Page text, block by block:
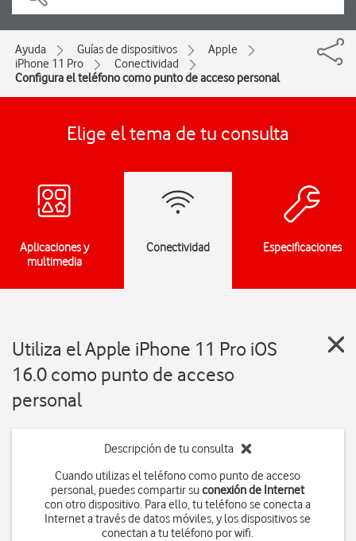
Ayuda Guías de dispositivos
Apple
iPhone 11 Pro
Conectividad
Configura el teléfono como punto de acceso personal
Elige el tema de tu consulta
Aplicaciones y
multimedia
Conectividad Especificaciones
Utiliza el Apple iPhone 11 Pro iOS
16.0 como punto de acceso
personal
Descripción de tu consulta
Cuando utilizas el teléfono como punto de acceso
personal, puedes compartir suconexión de Internet
con otro dispositivo. Para ello, tu teléfono se conecta a
Internet a través de datos móviles, y los dispositivos se
conectan a tu teléfono por wifi.